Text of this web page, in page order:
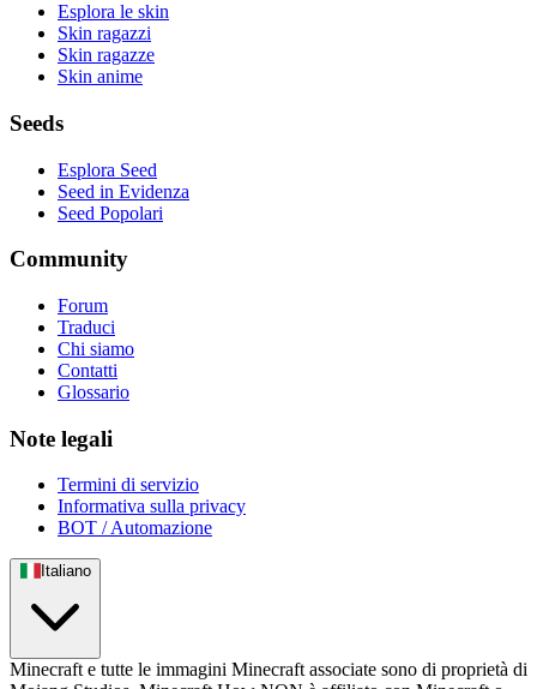
Esplora le skin
Skin ragazzi
Skin ragazze
Skin anime
Seeds
Esplora Seed
Seed in Evidenza
Seed Popolari
Community
Forum
Traduci
Chi siamo
Contatti
Glossario
Note legali
Termini di servizio
Informativa sulla privacy
BOT / Automazione
Italiano
Minecraft e tutte le immagini Minecraft associate sono di proprietà di